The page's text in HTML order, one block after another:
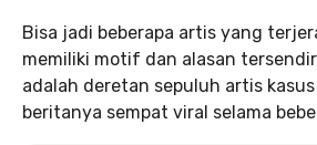
Bisa jadi beberapa artis yang
memiliki motif dan alasan
adalah deretan sepuluh artis
beritanya sempat viral selama